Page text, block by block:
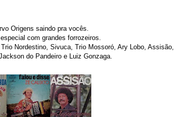
Origens saindo pra vocês.
com grandes forrozeiros.
Nordestino, Sivuca, Trio Mossoró, Ary Lobo, Assisão,
do Pandeiro e Luiz Gonzaga.